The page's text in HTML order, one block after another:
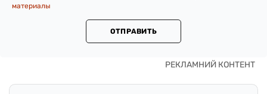
материалы
ОТПРАВИТЬ